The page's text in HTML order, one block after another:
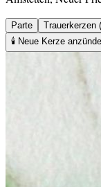
Parte Trauerkerzen
🕯️ Neue Kerze